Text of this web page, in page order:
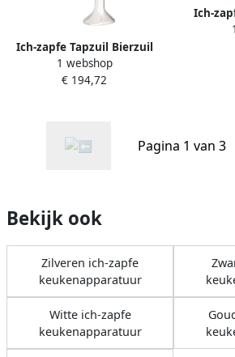
Ich-zapfe Tapzuil Bierzuil
Biertapzuil Beertower
Tapbiertoren met enkele
1 webshop
€ 194,72
Ich-
Pagina 1 van 3
Bekijk ook
Zilveren ich-zapfe
keukenapparatuur
Witte ich-zapfe
keukenapparatuur